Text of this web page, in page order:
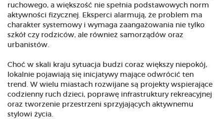
ruchowego, a większość nie spełnia podstawowych norm
aktywności fizycznej. Eksperci alarmują, że problem ma
charakter systemowy i wymaga zaangażowania nie tylko
szkół czy rodziców, ale również samorządów oraz
urbanistów.
Choć w skali kraju sytuacja budzi coraz większy niepokój,
lokalnie pojawiają się inicjatywy mające odwrócić ten
trend. W wielu miastach rozwijane są projekty wspierające
codzienny ruch dzieci, poprawę infrastruktury rekreacyjnej
oraz tworzenie przestrzeni sprzyjających aktywnemu
stylowi życia.